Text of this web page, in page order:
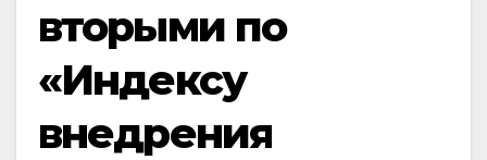
вторыми по
«Индексу
внедрения